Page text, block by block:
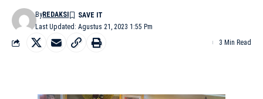
Last Updated: Agustus 21, 2023 1:55 Pm
ByREDAKSI
3 Min Read